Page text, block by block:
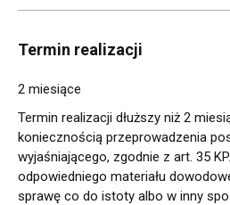
Termin realizacji
2 miesiące
Termin realizacji dłuższy niż 2
koniecznością przeprowadzenia
wyjaśniającego, zgodnie z art. 35
odpowiedniego materiału
sprawę co do istoty albo w inny